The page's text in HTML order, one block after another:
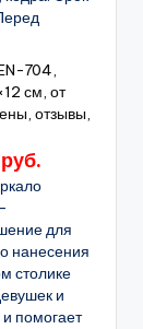
704,
см, от
отзывы,
для
нанесения
столике
и
помогает